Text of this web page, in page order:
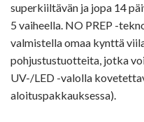
superkiiltävän ja jopa 14
5 vaiheella. NO PREP -
valmistella omaa kynttä
pohjustustuotteita, jotka
UV-/LED -valolla
aloituspakkauksessa).